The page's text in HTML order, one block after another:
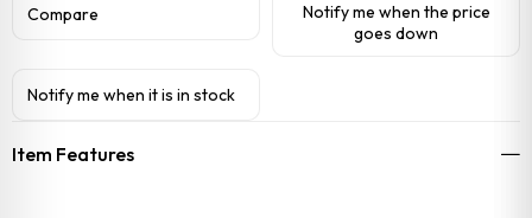
Compare
Notify me when the price
goes down
Notify me when it is in stock
Item Features